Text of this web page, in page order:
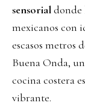
sensorialdonde
mexicanos con
escasos metros
Buena Onda,
cocina costera
vibrante.